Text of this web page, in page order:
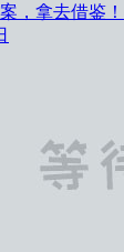
，拿去借鉴